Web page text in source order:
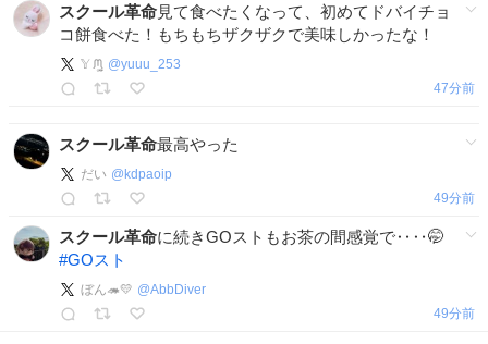
スクール革命見て食べたくなって、初めてドバイチョ
コ餅食べた！もちもちザクザクで美味しかったな！
𝕐 ᙏ̤̫͚ @yuuu_253
47分前
スクール革命最高やった
だい @ kdpaoip
49分前
スクール革命に続きGOストもお茶の間感覚で‥‥🤭
#GOスト
ぼん🦔💛 @AbbDiver
49分前